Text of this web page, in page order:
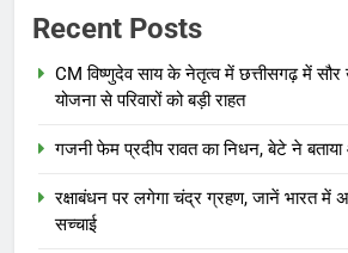
Recent Posts
CM विष्णुदेव साय के नेतृत्व में छत्तीसगढ़ में सौर
योजना से परिवारों को बड़ी राहत
गजनी फेम प्रदीप रावत का निधन, बेटे ने बताया
रक्षाबंधन पर लगेगा चंद्र ग्रहण, जानें भारत
सच्चाई